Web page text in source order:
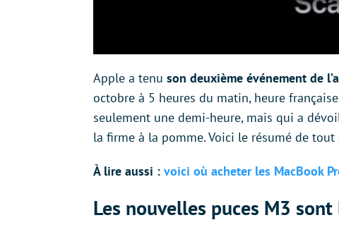
Apple a tenu son deuxième événement de
octobre à 5 heures du matin, heure
seulement une demi-heure, mais qui a
la firme à la pomme. Voici le résumé de
À lire aussi : voici où acheter les MacBook
Les nouvelles puces M3 sont